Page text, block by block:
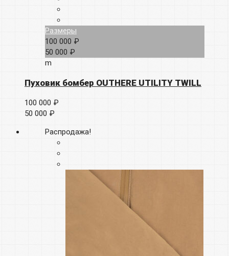
Размеры
100 000 ₽
50 000 ₽
m
Пуховик бомбер OUTHERE UTILITY TWILL
100 000 ₽
50 000 ₽
Распродажа!